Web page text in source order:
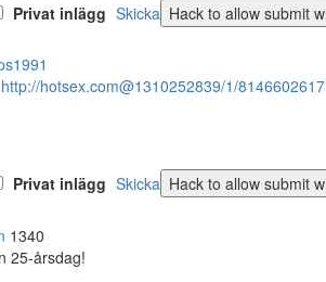
Privat inlägg Skicka
http://hotsex.com@1310252839/1/8146602617
Privat inlägg Skicka
1340
25-årsdag!